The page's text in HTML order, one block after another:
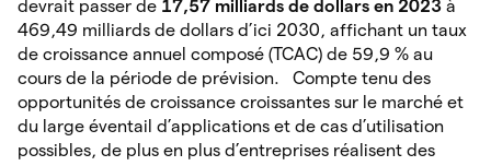
devrait passer de 17,57 milliards de dollars en 2023 à
469,49 milliards de dollars d’ici 2030, affichant un taux
de croissance annuel composé (TCAC) de 59,9 % au
cours de la période de prévision. Compte tenu des
opportunités de croissance croissantes sur le marché et
du large éventail d’applications et de cas d’utilisation
possibles, de plus en plus d’entreprises réalisent des